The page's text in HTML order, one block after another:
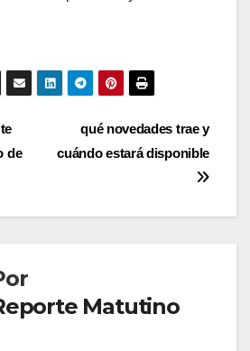
qué novedades trae y
cuándo estará disponible
de
Matutino